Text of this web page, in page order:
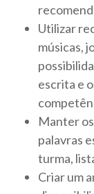
Utilizar
músicas,
escrita e
Manter
palavras
turma,
Criar um